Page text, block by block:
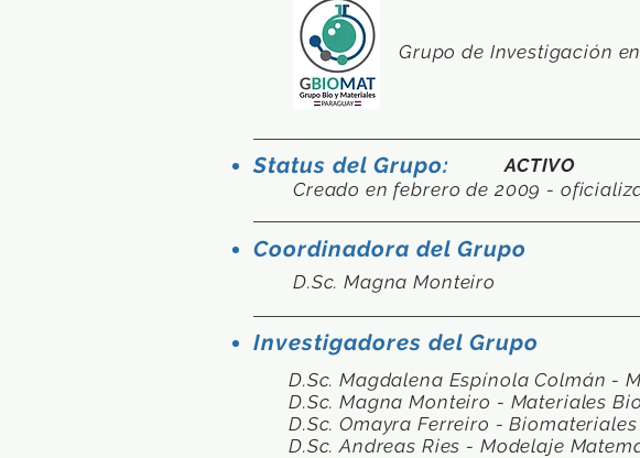
Grupo de Investigación
Status del Grupo:
ACTIVO
Creado en febrero de 2009 -
Coordinadora del Grupo
D.Sc. Magna Monteiro
Investigadores del Grupo
D.Sc. Magdalena Espínola Colmán -
D.Sc. Magna Monteiro - Materiales
D.Sc. Omayra Ferreiro -
D.Sc. Andreas Ries - Modelaje